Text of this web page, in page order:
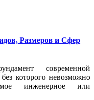
Размеров и Сфер
современной
которого невозможно
инженерное или